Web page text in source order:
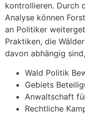
kontrollieren. Durch
Analyse können
an Politiker
Praktiken, die
davon abhängig
Wald Politik
Gebiets
Anwaltschaft
Rechtliche